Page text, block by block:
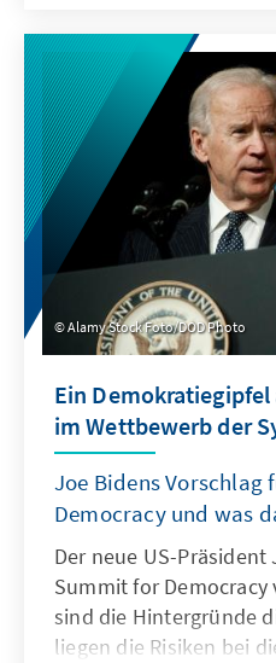
einer modernen,
und
Paradigmenwechsel
die deutsche
gewappnet?
Alamy Stock Foto/DOD Photo
Ein
im Wettbewerb der
Joe Bidens
Democracy und was
Der neue US-
Summit for Democracy
sind die Hintergründe
liegen die Risiken bei